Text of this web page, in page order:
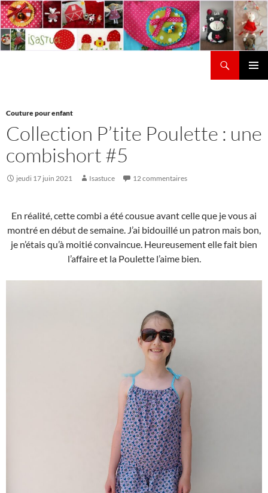
Aller
au
contenu
Couture pour enfant
Collection P’tite Poulette : une
combishort #5
jeudi 17 juin 2021 Isastuce 12 commentaires
En réalité, cette combi a été cousue avant celle que je vous ai
montré en début de semaine. J’ai bidouillé un patron mais bon,
je n’étais qu’à moitié convaincue. Heureusement elle fait bien
l’affaire et la Poulette l’aime bien.